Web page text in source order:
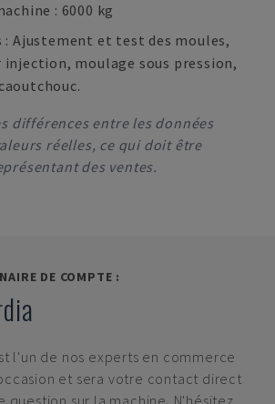
: 6000 kg
Ajustement et test des moules,
injection, moulage sous pression,
différences entre les données
réelles, ce qui doit être
des ventes.
DE COMPTE :
l'un de nos experts en commerce
et sera votre contact direct
question sur la machine. N'hésitez